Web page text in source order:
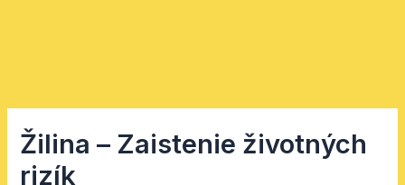
Žilina – Zaistenie životných
rizík